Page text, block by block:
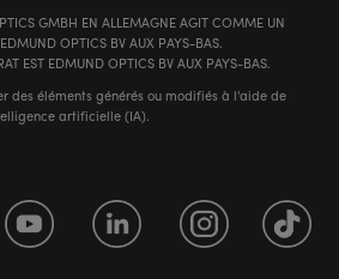
GMBH EN ALLEMAGNE AGIT COMME UN
OPTICS BV AUX PAYS-BAS.
EST EDMUND OPTICS BV AUX PAYS-BAS.
des éléments générés ou modifiés à l'aide de
artificielle (IA).